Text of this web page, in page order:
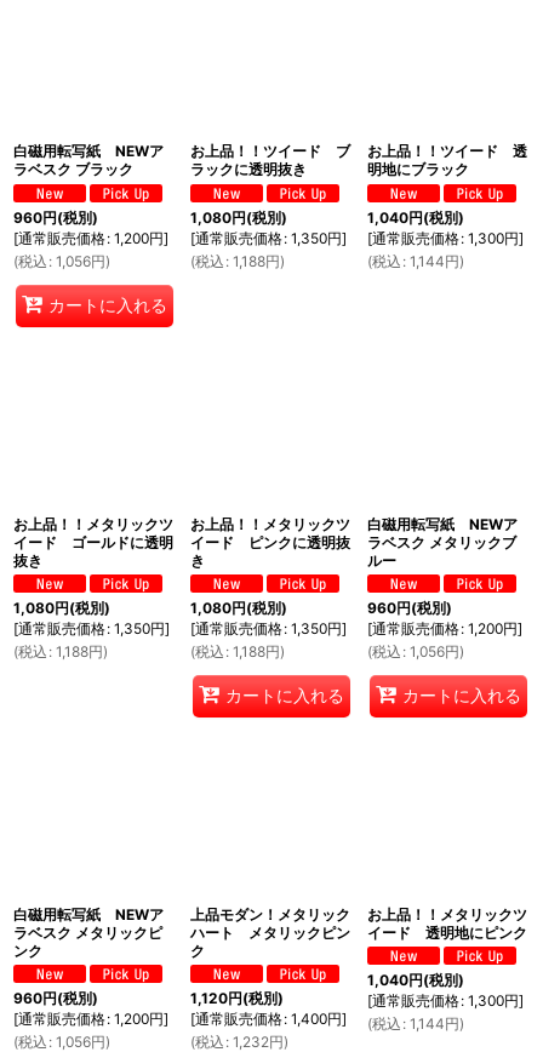
白磁用転写紙 NEWア
ラベスク ブラック
960円(税別)
[通常販売価格: 1,200円]
(税込 : 1,056円)
カートに入れる
お上品！！ツイード ブ
ラックに透明抜き
1,080円(税別)
[通常販売価格: 1,350円]
(税込 : 1,188円)
お上品！！ツイード 透
明地にブラック
1,040円(税別)
[通常販売価格: 1,300円]
(税込 : 1,144円)
お上品！！メタリックツ
イード ゴールドに透明
抜き
1,080円(税別)
[通常販売価格: 1,350円]
(税込 : 1,188円)
お上品！！メタリックツ
イード ピンクに透明抜
き
1,080円(税別)
[通常販売価格: 1,350円]
(税込 : 1,188円)
カートに入れる
白磁用転写紙 NEWア
ラベスク メタリックブ
ルー
960円(税別)
[通常販売価格: 1,200円]
(税込 : 1,056円)
カートに入れる
白磁用転写紙 NEWア
ラベスク メタリックピ
ンク
960円(税別)
[通常販売価格: 1,200円]
(税込 : 1,056円)
上品モダン！メタリック
ハート メタリックピン
ク
1,120円(税別)
[通常販売価格: 1,400円]
(税込 : 1,232円)
お上品！！メタリックツ
イード 透明地にピンク
1,040円(税別)
[通常販売価格: 1,300円]
(税込 : 1,144円)